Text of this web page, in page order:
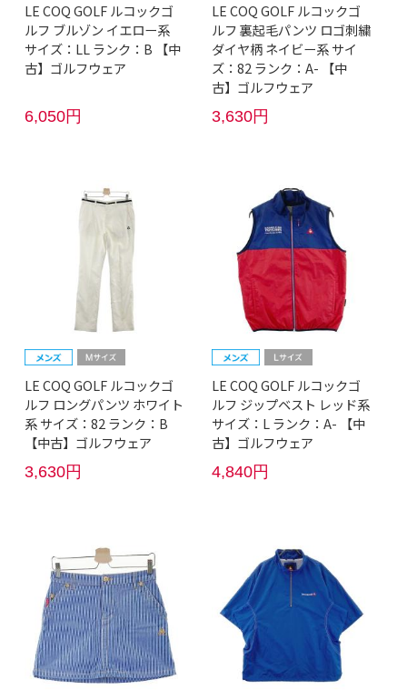
LE COQ GOLF ルコックゴ
ルフ ブルゾン イエロー系
サイズ：LL ランク：B 【中
古】ゴルフウェア
6,050円
LE COQ GOLF ルコックゴ
ルフ 裏起毛パンツ ロゴ刺繍
ダイヤ柄 ネイビー系 サイ
ズ：82 ランク：A- 【中
古】ゴルフウェア
3,630円
LE COQ GOLF ルコックゴ
ルフ ロングパンツ ホワイト
系 サイズ：82 ランク：B
【中古】ゴルフウェア
3,630円
LE COQ GOLF ルコックゴ
ルフ ジップベスト レッド系
サイズ：L ランク：A- 【中
古】ゴルフウェア
4,840円